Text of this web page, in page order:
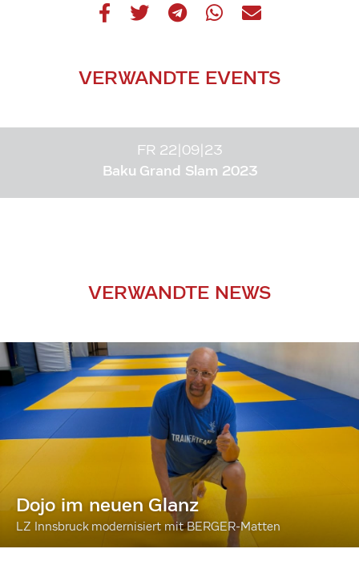
VERWANDTE EVENTS
FR 22|09|23
Baku Grand Slam 2023
VERWANDTE NEWS
Dojo im neuen Glanz
LZ Innsbruck modernisiert mit BERGER-Matten